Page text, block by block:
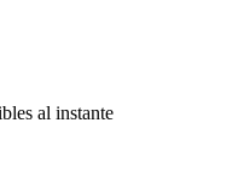
al instante